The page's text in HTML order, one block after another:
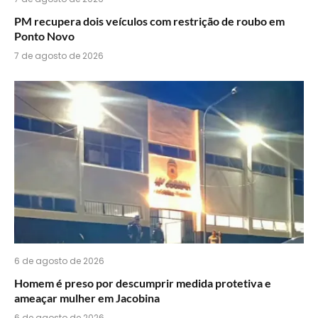
PM recupera dois veículos com restrição de roubo em
Ponto Novo
7 de agosto de 2026
6 de agosto de 2026
Homem é preso por descumprir medida protetiva e
ameaçar mulher em Jacobina